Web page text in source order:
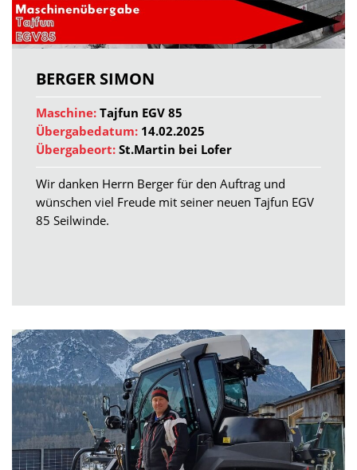
BERGER SIMON
Maschine: Tajfun EGV 85
Übergabedatum: 14.02.2025
Übergabeort: St.Martin bei Lofer
Wir danken Herrn Berger für den Auftrag und
wünschen viel Freude mit seiner neuen Tajfun EGV
85 Seilwinde.